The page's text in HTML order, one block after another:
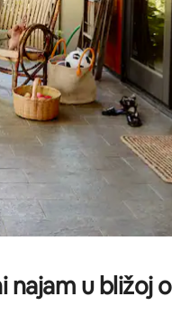
najam u bližoj